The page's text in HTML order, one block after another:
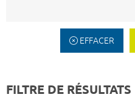
EFFACER
FILTRE DE RÉSULTATS